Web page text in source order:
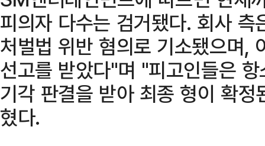
피의자 다수는 검거됐다. 회사
처벌법 위반 혐의로 기소됐으며,
선고를 받았다"며 "피고인들은
기각 판결을 받아 최종 형이 확
혔다.